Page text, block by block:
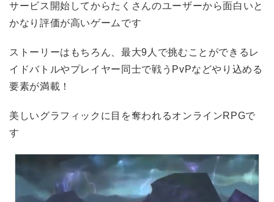
サービス開始してからたくさんのユーザーから面白いと
かなり評価が高いゲームです
ストーリーはもちろん、最大9人で挑むことができるレ
イドバトルやプレイヤー同士で戦うPvPなどやり込める
要素が満載！
美しいグラフィックに目を奪われるオンラインRPGで
す